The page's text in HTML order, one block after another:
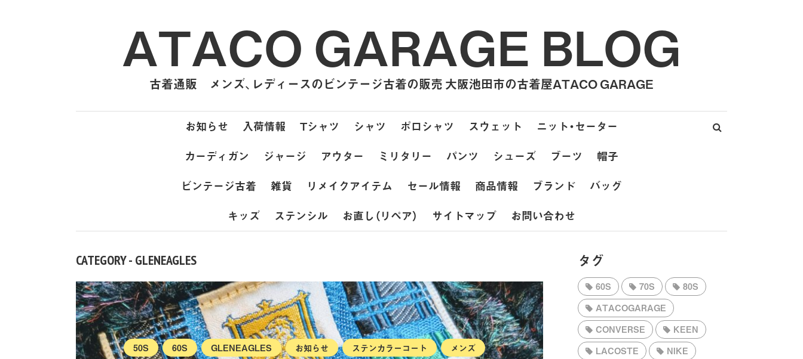
ATACO GARAGE BLOG
古着通販 メンズ、レディースのビンテージ古着の販売 大阪池田市の古着屋ATACO GARAGE
お知らせ 入荷情報 Tシャツ シャツ ポロシャツ スウェット
ニット・セーター
カーディガン
ジャージ アウター ミリタリー パンツ シューズ ブーツ
帽子
ビンテージ古着
雑貨 リメイクアイテム セール情報 商品情報 ブランド
バッグ
キッズ
ステンシル お直し（リペア） サイトマップ お問い合わせ
CATEGORY - GLENEAGLES
50S 60S GLENEAGLES お知らせ ステンカラーコート
メンズ
タグ
60S 70S
80S
ATACOGARAGE
CONVERSE
KEEN
LACOSTE
NIKE